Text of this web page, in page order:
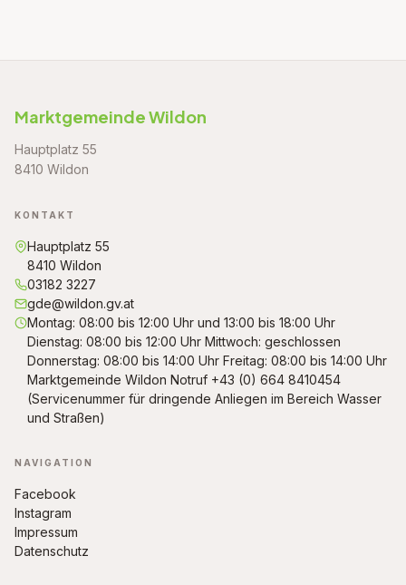
Marktgemeinde Wildon
Hauptplatz 55
8410 Wildon
KONTAKT
Hauptplatz 55
8410 Wildon
03182 3227
gde@wildon.gv.at
Montag: 08:00 bis 12:00 Uhr und 13:00 bis 18:00 Uhr
Dienstag: 08:00 bis 12:00 Uhr Mittwoch: geschlossen
Donnerstag: 08:00 bis 14:00 Uhr Freitag: 08:00 bis 14:00 Uhr
Marktgemeinde Wildon Notruf +43 (0) 664 8410454
(Servicenummer für dringende Anliegen im Bereich Wasser
und Straßen)
NAVIGATION
Facebook
Instagram
Impressum
Datenschutz